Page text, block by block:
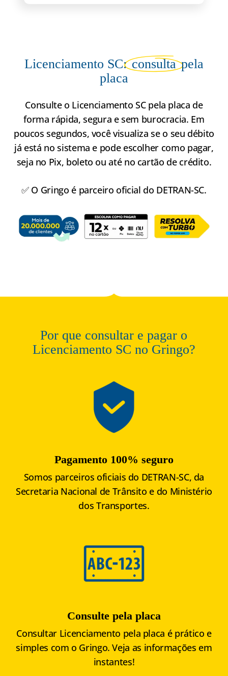
Licenciamento SC:consultapela
placa
Consulte o Licenciamento SC pela placa de
forma rápida, segura e sem burocracia. Em
poucos segundos, você visualiza se o seu débito
já está no sistema e pode escolher como pagar,
seja no Pix, boleto ou até no cartão de crédito.
✅ O Gringo é parceiro oficial do DETRAN-SC.
Por que consultar e pagar o
Licenciamento SC no Gringo?
Pagamento 100% seguro
Somos parceiros oficiais do DETRAN-SC, da
Secretaria Nacional de Trânsito e do Ministério
dos Transportes.
Consulte pela placa
Consultar Licenciamento pela placa é prático e
simples com o Gringo. Veja as informações em
instantes!